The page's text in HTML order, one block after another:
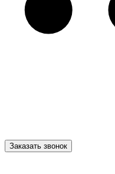
Заказать звонок